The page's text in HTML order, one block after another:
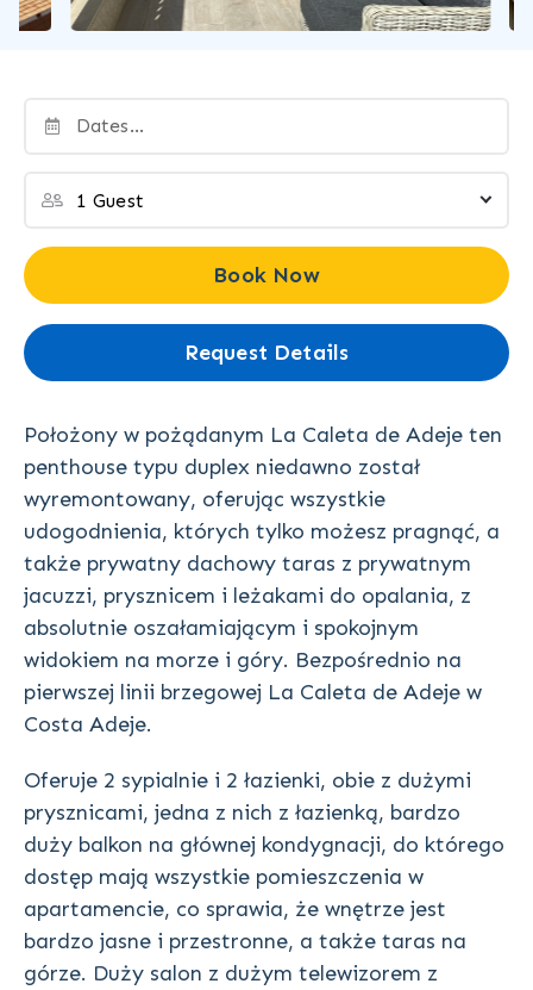
Book Now
Request Details
Położony w pożądanym La Caleta de Adeje ten
penthouse typu duplex niedawno został
wyremontowany, oferując wszystkie
udogodnienia, których tylko możesz pragnąć, a
także prywatny dachowy taras z prywatnym
jacuzzi, prysznicem i leżakami do opalania, z
absolutnie oszałamiającym i spokojnym
widokiem na morze i góry. Bezpośrednio na
pierwszej linii brzegowej La Caleta de Adeje w
Costa Adeje.
Oferuje 2 sypialnie i 2 łazienki, obie z dużymi
prysznicami, jedna z nich z łazienką, bardzo
duży balkon na głównej kondygnacji, do którego
dostęp mają wszystkie pomieszczenia w
apartamencie, co sprawia, że wnętrze jest
bardzo jasne i przestronne, a także taras na
górze. Duży salon z dużym telewizorem z